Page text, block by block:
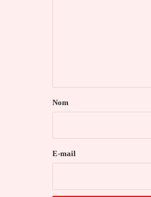
a
e
Nom
E-mail